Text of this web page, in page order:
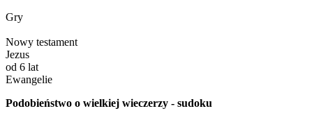
Gry
Nowy testament
Jezus
od 6 lat
Ewangelie
Podobieństwo o wielkiej wieczerzy - sudoku